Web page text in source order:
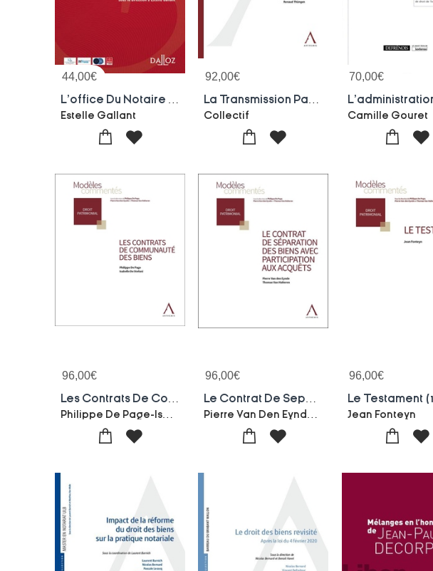
44,00€
Estelle Gallant
92,00€
Collectif
70,00€
Camille Gouret
96,00€
Philippe De Page-Isabelle De Stefani
96,00€ 96,00€
Jean Fonteyn